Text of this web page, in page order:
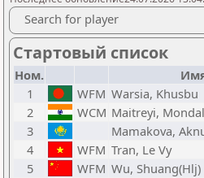
Search for player
Стартовый список
Ном.
1
WFM Warsia, Khusbu
2
WCM Maitreyi, Mondal
3
Mamakova,
4
WFM Tran, Le Vy
5
WFM Wu, Shuang(Hlj)